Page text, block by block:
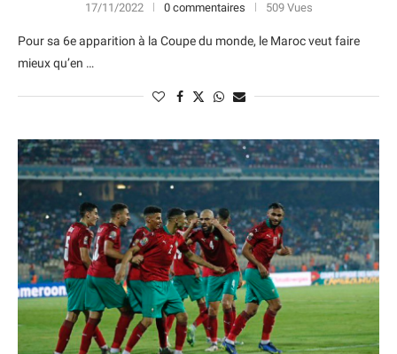
17/11/2022 0 commentaires 509 Vues
Pour sa 6e apparition à la Coupe du monde, le Maroc veut faire
mieux qu’en …